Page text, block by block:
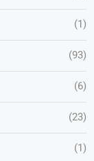
(1)
(93)
(6)
(23)
(1)